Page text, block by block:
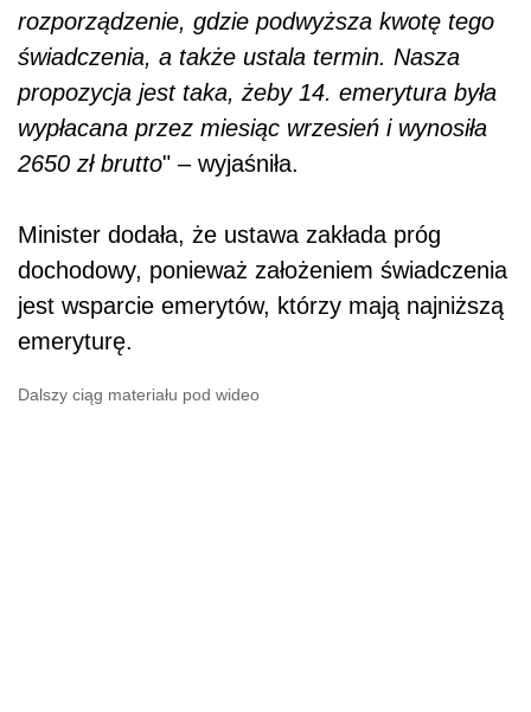
rozporządzenie, gdzie podwyższa kwotę tego
świadczenia, a także ustala termin. Nasza
propozycja jest taka, żeby 14. emerytura była
wypłacana przez miesiąc wrzesień i wynosiła
2650 zł brutto" – wyjaśniła.
Minister dodała, że ustawa zakłada próg
dochodowy, ponieważ założeniem świadczenia
jest wsparcie emerytów, którzy mają najniższą
emeryturę.
Dalszy ciąg materiału pod wideo